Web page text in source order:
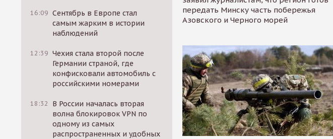
16:09 Сентябрь в Европе стал
самым жарким в истории
наблюдений
12:39 Чехия стала второй после
Германии страной, где
конфисковали автомобиль с
российскими номерами
18:32
В России началась вторая
волна блокировок VPN по
одному из самых
распространенных и удобных
передать Минску часть побережья
Азовского и Черного морей